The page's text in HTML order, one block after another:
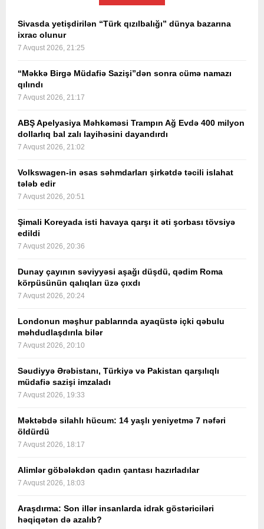
Sivasda yetişdirilən “Türk qızılbalığı” dünya bazarına
ixrac olunur
7 Avqust 2026, 21:25
“Məkkə Birgə Müdafiə Sazişi”dən sonra cümə namazı
qılındı
7 Avqust 2026, 21:17
ABŞ Apelyasiya Məhkəməsi Trampın Ağ Evdə 400 milyon
dollarlıq bal zalı layihəsini dayandırdı
7 Avqust 2026, 21:02
Volkswagen-in əsas səhmdarları şirkətdə təcili islahat
tələb edir
7 Avqust 2026, 20:51
Şimali Koreyada isti havaya qarşı it əti şorbası tövsiyə
edildi
7 Avqust 2026, 20:36
Dunay çayının səviyyəsi aşağı düşdü, qədim Roma
körpüsünün qalıqları üzə çıxdı
7 Avqust 2026, 20:24
Londonun məşhur pablarında ayaqüstə içki qəbulu
məhdudlaşdırıla bilər
7 Avqust 2026, 20:10
Səudiyyə Ərəbistanı, Türkiyə və Pakistan qarşılıqlı
müdafiə sazişi imzaladı
7 Avqust 2026, 19:33
Məktəbdə silahlı hücum: 14 yaşlı yeniyetmə 7 nəfəri
öldürdü
7 Avqust 2026, 18:17
Alimlər göbələkdən qadın çantası hazırladılar
7 Avqust 2026, 18:03
Araşdırma: Son illər insanlarda idrak göstəriciləri
həqiqətən də azalıb?